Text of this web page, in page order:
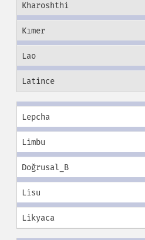
Kharoshthi
Kımer
Lao
Latince
Lepcha
Limbu
Doğrusal_B
Lisu
Likyaca